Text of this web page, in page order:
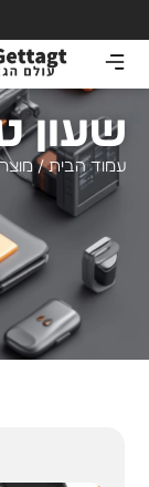
שעון
עמוד הבית/